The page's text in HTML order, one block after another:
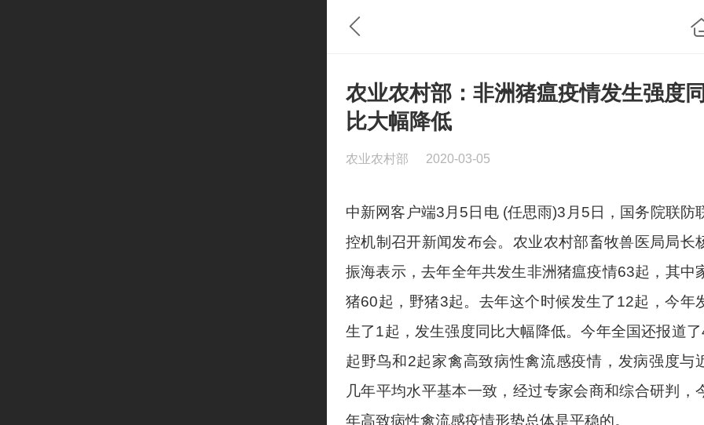
农业农村部：非洲猪瘟疫情发生强度同
比大幅降低
农业农村部 2020-03-05
中新网客户端3月5日电 (任思雨)3月5日，国务院联防
控机制召开新闻发布会。农业农村部畜牧兽医局局长
振海表示，去年全年共发生非洲猪瘟疫情63起，其中
猪60起，野猪3起。去年这个时候发生了12起，今年
生了1起，发生强度同比大幅降低。今年全国还报道了
起野鸟和2起家禽高致病性禽流感疫情，发病强度与
几年平均水平基本一致，经过专家会商和综合研判，
年高致病性禽流感疫情形势总体是平稳的。